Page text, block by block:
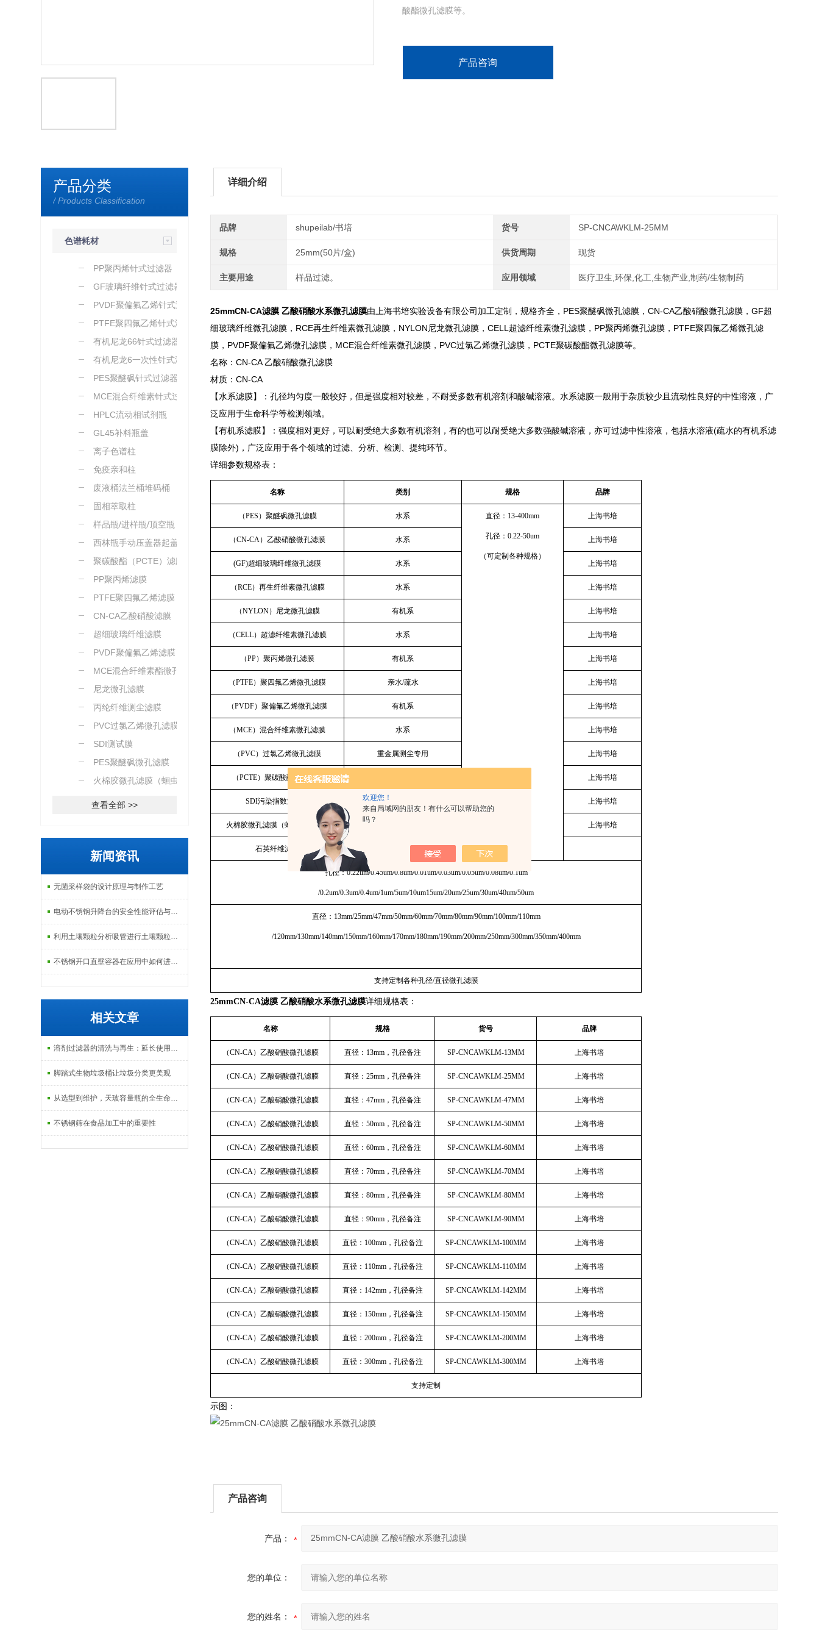
欢迎您！
来自局域网的朋友！有什么可以帮助您的
吗？
酸酯微孔滤膜等。
产品咨询
产品分类
/ Products Classification
色谱耗材
PP聚丙烯针式过滤器
GF玻璃纤维针式过滤器
PVDF聚偏氟乙烯针式过
滤器
PTFE聚四氟乙烯针式滤
器
有机尼龙66针式过滤器
有机尼龙6一次性针式滤
器
PES聚醚砜针式过滤器
MCE混合纤维素针式过滤
器
HPLC流动相试剂瓶
GL45补料瓶盖
离子色谱柱
免疫亲和柱
废液桶法兰桶堆码桶
固相萃取柱
样品瓶/进样瓶/顶空瓶
西林瓶手动压盖器起盖器
聚碳酸酯（PCTE）滤膜
PP聚丙烯滤膜
PTFE聚四氟乙烯滤膜
CN-CA乙酸硝酸滤膜
超细玻璃纤维滤膜
PVDF聚偏氟乙烯滤膜
MCE混合纤维素酯微孔滤
膜
尼龙微孔滤膜
丙纶纤维测尘滤膜
PVC过氯乙烯微孔滤膜
SDI测试膜
PES聚醚砜微孔滤膜
火棉胶微孔滤膜（蛔虫卵
测定）
查看全部 >>
新闻资讯
无菌采样袋的设计原理与制作工艺
电动不锈钢升降台的安全性能评估与控制
利用土壤颗粒分析吸管进行土壤颗粒定量分析的研究
不锈钢开口直壁容器在应用中如何进行维护和保养？
相关文章
溶剂过滤器的清洗与再生：延长使用寿命的方法
脚踏式生物垃圾桶让垃圾分类更美观
从选型到维护，天玻容量瓶的全生命周期使用指南
不锈钢筛在食品加工中的重要性
详细介绍
品牌 shupeilab/书培 货号 SP-CNCAWKLM-25MM
规格 25mm(50片/盒) 供货周期 现货
主要用途 样品过滤。 应用领域 医疗卫生,环保,化工,生物产业,制药/生物制药
25mmCN-CA滤膜 乙酸硝酸水系微孔滤膜由上海书培实验设备有限公司加工定制，规格齐全，PES聚醚砜微孔滤膜，CN-CA乙酸硝酸微孔滤膜，GF超
细玻璃纤维微孔滤膜，RCE再生纤维素微孔滤膜，NYLON尼龙微孔滤膜，CELL超滤纤维素微孔滤膜，PP聚丙烯微孔滤膜，PTFE聚四氟乙烯微孔滤
膜，PVDF聚偏氟乙烯微孔滤膜，MCE混合纤维素微孔滤膜，PVC过氯乙烯微孔滤膜，PCTE聚碳酸酯微孔滤膜等。
名称：CN-CA 乙酸硝酸微孔滤膜
材质：CN-CA
【水系滤膜】：孔径均匀度一般较好，但是强度相对较差，不耐受多数有机溶剂和酸碱溶液。水系滤膜一般用于杂质较少且流动性良好的中性溶液，广
泛应用于生命科学等检测领域。
【有机系滤膜】：强度相对更好，可以耐受绝大多数有机溶剂，有的也可以耐受绝大多数强酸碱溶液，亦可过滤中性溶液，包括水溶液(疏水的有机系滤
膜除外)，广泛应用于各个领域的过滤、分析、检测、提纯环节。
详细参数规格表：
名称 类别 规格 品牌
（PES）聚醚砜微孔滤膜 水系 直径：13-400mm
孔径：0.22-50um
（可定制各种规格）
上海书培
（CN-CA）乙酸硝酸微孔滤膜 水系 上海书培
(GF)超细玻璃纤维微孔滤膜 水系 上海书培
（RCE）再生纤维素微孔滤膜 水系 上海书培
（NYLON）尼龙微孔滤膜 有机系 上海书培
（CELL）超滤纤维素微孔滤膜 水系 上海书培
（PP）聚丙烯微孔滤膜 有机系 上海书培
（PTFE）聚四氟乙烯微孔滤膜 亲水/疏水 上海书培
（PVDF）聚偏氟乙烯微孔滤膜 有机系 上海书培
（MCE）混合纤维素微孔滤膜 水系 上海书培
（PVC）过氯乙烯微孔滤膜 重金属测尘专用 上海书培
（PCTE）聚碳酸酯微孔滤膜 上海书培
SDI污染指数测试膜 污染指数测定 上海书培
火棉胶微孔滤膜（蛔虫卵测定） 上海书培
石英纤维滤膜
孔径：0.22um/0.45um/0.8um/0.01um/0.03um/0.05um/0.08um/0.1um
/0.2um/0.3um/0.4um/1um/5um/10um15um/20um/25um/30um/40um/50um
直径：13mm/25mm/47mm/50mm/60mm/70mm/80mm/90mm/100mm/110mm
/120mm/130mm/140mm/150mm/160mm/170mm/180mm/190mm/200mm/250mm/300mm/350mm/400mm
支持定制各种孔径/直径微孔滤膜
25mmCN-CA滤膜 乙酸硝酸水系微孔滤膜详细规格表：
名称 规格 货号 品牌
（CN-CA）乙酸硝酸微孔滤膜 直径：13mm，孔径备注 SP-CNCAWKLM-13MM 上海书培
（CN-CA）乙酸硝酸微孔滤膜 直径：25mm，孔径备注 SP-CNCAWKLM-25MM 上海书培
（CN-CA）乙酸硝酸微孔滤膜 直径：47mm，孔径备注 SP-CNCAWKLM-47MM 上海书培
（CN-CA）乙酸硝酸微孔滤膜 直径：50mm，孔径备注 SP-CNCAWKLM-50MM 上海书培
（CN-CA）乙酸硝酸微孔滤膜 直径：60mm，孔径备注 SP-CNCAWKLM-60MM 上海书培
（CN-CA）乙酸硝酸微孔滤膜 直径：70mm，孔径备注 SP-CNCAWKLM-70MM 上海书培
（CN-CA）乙酸硝酸微孔滤膜 直径：80mm，孔径备注 SP-CNCAWKLM-80MM 上海书培
（CN-CA）乙酸硝酸微孔滤膜 直径：90mm，孔径备注 SP-CNCAWKLM-90MM 上海书培
（CN-CA）乙酸硝酸微孔滤膜 直径：100mm，孔径备注 SP-CNCAWKLM-100MM 上海书培
（CN-CA）乙酸硝酸微孔滤膜 直径：110mm，孔径备注 SP-CNCAWKLM-110MM 上海书培
（CN-CA）乙酸硝酸微孔滤膜 直径：142mm，孔径备注 SP-CNCAWKLM-142MM 上海书培
（CN-CA）乙酸硝酸微孔滤膜 直径：150mm，孔径备注 SP-CNCAWKLM-150MM 上海书培
（CN-CA）乙酸硝酸微孔滤膜 直径：200mm，孔径备注 SP-CNCAWKLM-200MM 上海书培
（CN-CA）乙酸硝酸微孔滤膜 直径：300mm，孔径备注 SP-CNCAWKLM-300MM 上海书培
支持定制
示图：
产品咨询
产品：
您的单位：
您的姓名：